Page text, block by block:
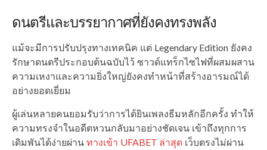
ดนตรีและบรรยากาศที่ยังคงทรงพลัง
แม้จะมีการปรับปรุงทางเทคนิค แต่ Legendary Edition ยังคง
รักษาดนตรีประกอบต้นฉบับไว้ ซาวด์แทร็กไซไฟที่ผสมผสาน
ความเหงาและความยิ่งใหญ่ยังคงทำหน้าที่สร้างอารมณ์ได้
อย่างยอดเยี่ยม
ผู้เล่นหลายคนยอมรับว่าการได้ยินเพลงธีมหลักอีกครั้ง ทำให้
ความทรงจำในอดีตหวนกลับมาอย่างชัดเจน เข้าถึงทุกการ
เดิมพันได้ง่ายผ่าน ทางเข้า UFABET ล่าสุด เว็บตรงไม่ผ่าน